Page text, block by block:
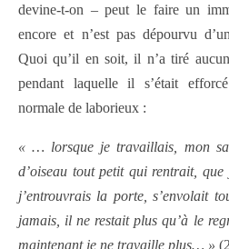
devine-t-on – peut le faire un
encore et n’est pas dépourvu
Quoi qu’il en soit, il n’a tiré
pendant laquelle il s’était
normale de laborieux :
« … lorsque je travaillais, mon
d’oiseau tout petit qui rentrait, que
j’entrouvrais la porte, s’envolait
jamais, il ne restait plus qu’à le
maintenant je ne travaille plus… »